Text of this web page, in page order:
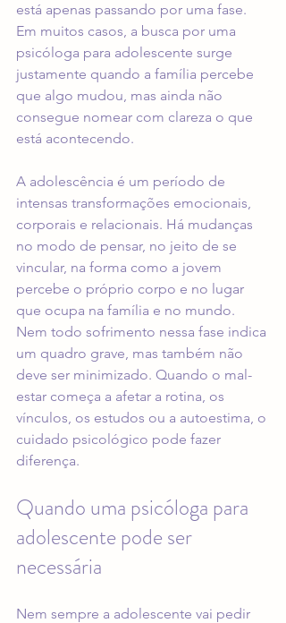
está apenas passando por uma fase.
Em muitos casos, a busca por uma
psicóloga para adolescente surge
justamente quando a família percebe
que algo mudou, mas ainda não
consegue nomear com clareza o que
está acontecendo.
A adolescência é um período de
intensas transformações emocionais,
corporais e relacionais. Há mudanças
no modo de pensar, no jeito de se
vincular, na forma como a jovem
percebe o próprio corpo e no lugar
que ocupa na família e no mundo.
Nem todo sofrimento nessa fase indica
um quadro grave, mas também não
deve ser minimizado. Quando o mal-
estar começa a afetar a rotina, os
vínculos, os estudos ou a autoestima, o
cuidado psicológico pode fazer
diferença.
Quando uma psicóloga para
adolescente pode ser
necessária
Nem sempre a adolescente vai pedir